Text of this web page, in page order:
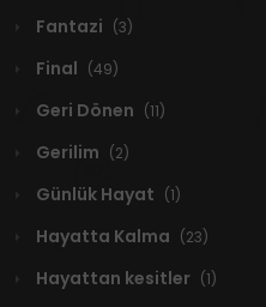
Fantazi (3)
Final (49)
Geri Dönen (11)
Gerilim (2)
Günlük Hayat (1)
Hayatta Kalma (23)
Hayattan kesitler (1)